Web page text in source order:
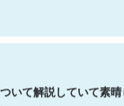
いて解説していて素
語だと読んでない人多